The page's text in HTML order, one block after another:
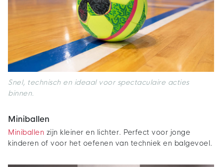
Snel, technisch en ideaal voor spectaculaire acties
binnen.
Miniballen
Miniballen zijn kleiner en lichter. Perfect voor jonge
kinderen of voor het oefenen van techniek en balgevoel.